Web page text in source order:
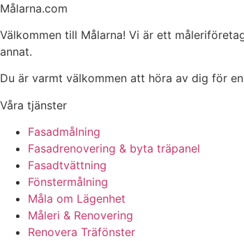
Målarna.com
Välkommen till Målarna! Vi är ett
annat.
Du är varmt välkommen att höra av dig för
Våra tjänster
Fasadmålning
Fasadrenovering & byta träpanel
Fasadtvättning
Fönstermålning
Måla om Lägenhet
Måleri & Renovering
Renovera Träfönster